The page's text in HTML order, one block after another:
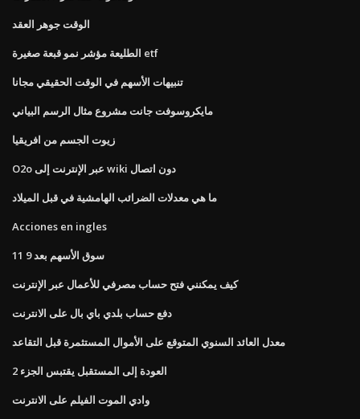
الوقت جوهر العقد
الطليعة مؤشر نمو قبعة صغيرة etf
تنبيهات الأسهم في الوقت الحقيقي مجانا
مايكروسوفت جانت مشروع مثال الرسم البياني
زيوت الجسم من افريقيا
O2o عبر الإنترنت إلى wiki دون اتصال
ما هي معدلات الضرائب الهامشية في قبل الميلاد
Acciones en ingles
سوق الأسهم بعد 9 11
كيف يمكنني فتح حساب مصرفي للأعمال عبر الإنترنت
دفع حساب بلدي باي بال على الانترنت
معدل العائد السنوي المتوقع على الأموال المستثمرة قبل التقاعد
العودة إلى المستقبل يقتبس الجزء 2
وادي الموت الفيلم على الانترنت